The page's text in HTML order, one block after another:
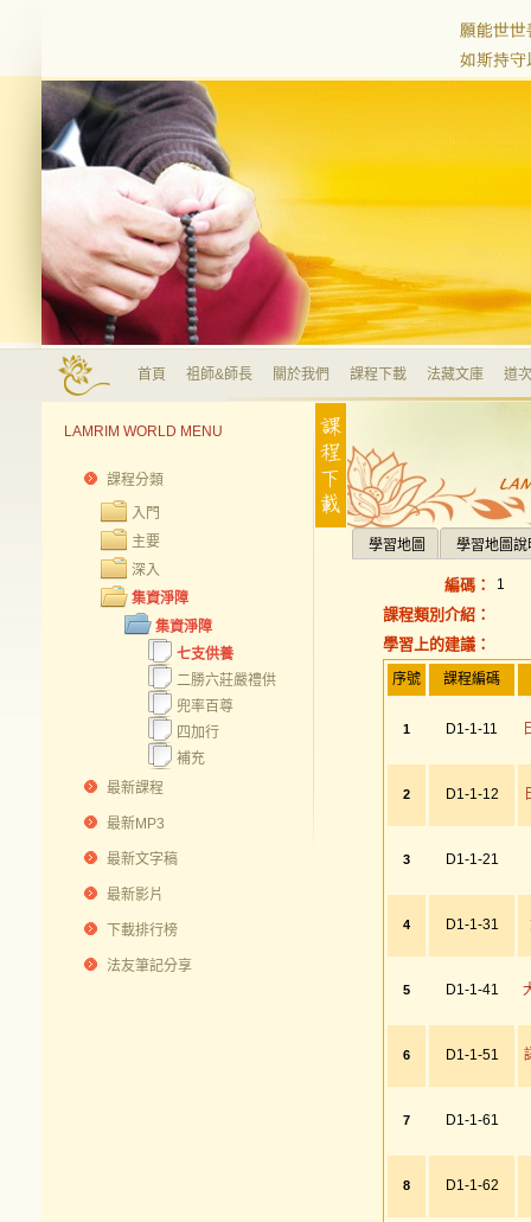
首頁 祖師&師長 關於我們 課程下載 法藏文庫 道
LAMRIM WORLD MENU
課程分類
入門
主要
深入
集資淨障
集資淨障
七支供養
二勝六莊嚴禮供
兜率百尊
四加行
補充
最新課程
最新MP3
最新文字稿
最新影片
下載排行榜
法友筆記分享
學習地圖 學習地圖說
編碼： 1
課程類別介紹：
學習上的建議：
序號 課程編碼
1 D1-1-11
2 D1-1-12
3 D1-1-21
4 D1-1-31
5 D1-1-41
6 D1-1-51
7 D1-1-61
8 D1-1-62